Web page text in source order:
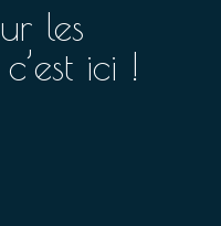
les
ici !